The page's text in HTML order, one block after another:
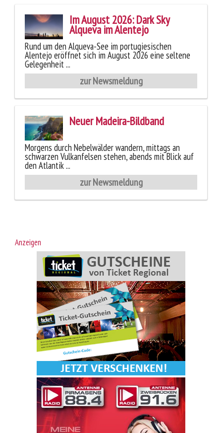
Im August 2026: Dark Sky
Alqueva im Alentejo
Rund um den Alqueva-See im portugiesischen
Alentejo eröffnet sich im August 2026 eine seltene
Gelegenheit ...
zur Newsmeldung
Neuer Madeira-Bildband
Morgens durch Nebelwälder wandern, mittags an
schwarzen Vulkanfelsen stehen, abends mit Blick auf
den Atlantik ...
zur Newsmeldung
Anzeigen